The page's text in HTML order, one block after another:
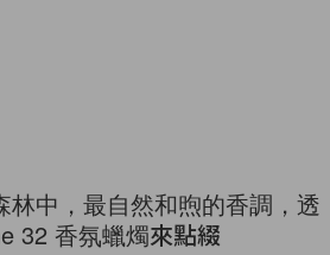
林中，最自然和煦的香調，透
32 香氛蠟燭來點綴